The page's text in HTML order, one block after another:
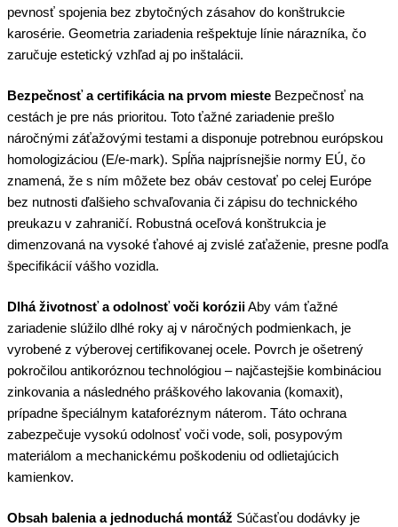
pevnosť spojenia bez zbytočných zásahov do konštrukcie
karosérie. Geometria zariadenia rešpektuje línie nárazníka, čo
zaručuje estetický vzhľad aj po inštalácii.
Bezpečnosť a certifikácia na prvom mieste Bezpečnosť na
cestách je pre nás prioritou. Toto ťažné zariadenie prešlo
náročnými záťažovými testami a disponuje potrebnou európskou
homologizáciou (E/e-mark). Spĺňa najprísnejšie normy EÚ, čo
znamená, že s ním môžete bez obáv cestovať po celej Európe
bez nutnosti ďalšieho schvaľovania či zápisu do technického
preukazu v zahraničí. Robustná oceľová konštrukcia je
dimenzovaná na vysoké ťahové aj zvislé zaťaženie, presne podľa
špecifikácií vášho vozidla.
Dlhá životnosť a odolnosť voči koróziiAby vám ťažné
zariadenie slúžilo dlhé roky aj v náročných podmienkach, je
vyrobené z výberovej certifikovanej ocele. Povrch je ošetrený
pokročilou antikoróznou technológiou – najčastejšie kombináciou
zinkovania a následného práškového lakovania (komaxit),
prípadne špeciálnym kataforéznym náterom. Táto ochrana
zabezpečuje vysokú odolnosť voči vode, soli, posypovým
materiálom a mechanickému poškodeniu od odlietajúcich
kamienkov.
Obsah balenia a jednoduchá montáž Súčasťou dodávky je